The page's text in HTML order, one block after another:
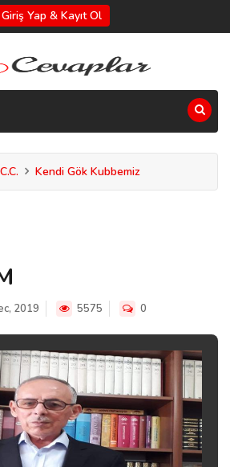
Giriş Yap & Kayıt Ol
Kendi Gök Kubbemiz
2019 5575 0